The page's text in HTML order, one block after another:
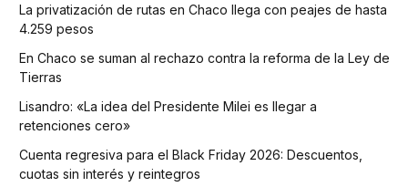
La privatización de rutas en Chaco llega con peajes de hasta
4.259 pesos
En Chaco se suman al rechazo contra la reforma de la Ley de
Tierras
Lisandro: «La idea del Presidente Milei es llegar a
retenciones cero»
Cuenta regresiva para el Black Friday 2026: Descuentos,
cuotas sin interés y reintegros